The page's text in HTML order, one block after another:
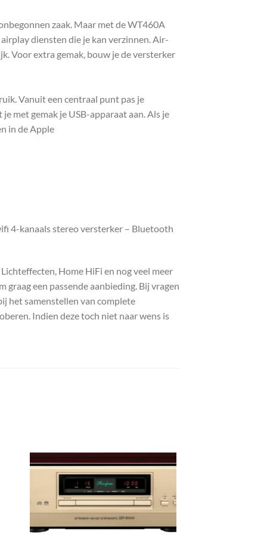
zaak. Maar met de WT460A
diensten die je kan verzinnen. Air-
Voor extra gemak, bouw je de versterker
Vanuit een centraal punt pas je
met gemak je USB-apparaat aan. Als je
in de Apple
4-kanaals stereo versterker – Bluetooth
Home HiFi en nog veel meer
een passende aanbieding. Bij vragen
het samenstellen van complete
Indien deze toch niet naar wens is
Toevoegen
aan
wenslijst